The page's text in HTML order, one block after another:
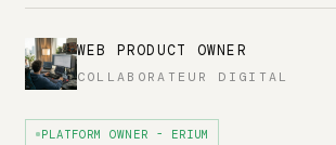
WEB PRODUCT OWNER
COLLABORATEUR DIGITAL
PLATFORM OWNER - ERIUM